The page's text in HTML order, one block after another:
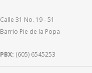
Calle 31 No. 19 - 51
Barrio Pie de la Popa
PBX: (605) 6545253